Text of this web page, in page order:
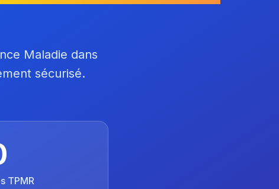
Maladie dans
sécurisé.
TPMR